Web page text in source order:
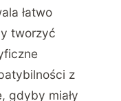
łatwo
tworzyć
z
gdyby miały